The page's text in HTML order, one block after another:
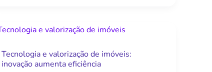
Tecnologia e valorização de imóveis:
inovação aumenta eficiência
Tecnologia
valorização